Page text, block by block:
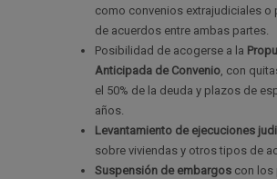
como convenios extrajudiciales o
de acuerdos entre ambas partes.
Posibilidad de acogerse a la
Anticipada de Convenio, con
el 50% de la deuda y plazos de
años.
Levantamiento de ejecuciones
sobre viviendas y otros tipos de
Suspensión de embargos con los